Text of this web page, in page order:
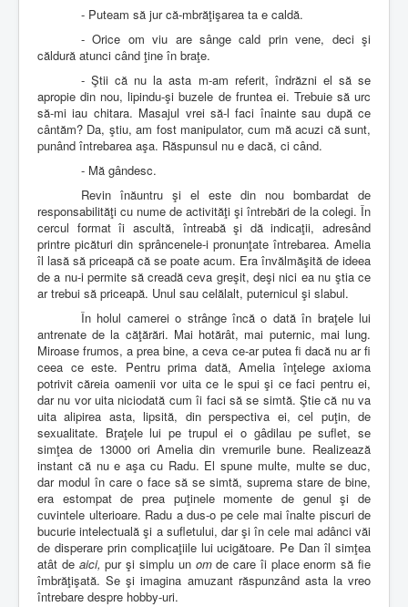
- Puteam să jur că-mbrăţişarea ta e caldă.
- Orice om viu are sânge cald prin vene, deci şi
căldură atunci când ţine în braţe.
- Ştii că nu la asta m-am referit, îndrăzni el să se
apropie din nou, lipindu-şi buzele de fruntea ei. Trebuie să urc
să-mi iau chitara. Masajul vrei să-l faci înainte sau după ce
cântăm? Da, ştiu, am fost manipulator, cum mă acuzi că sunt,
punând întrebarea aşa. Răspunsul nu e dacă, ci când.
- Mă gândesc.
Revin înăuntru şi el este din nou bombardat de
responsabilităţi cu nume de activităţi şi întrebări de la colegi. În
cercul format îi ascultă, întreabă şi dă indicaţii, adresând
printre picături din sprâncenele-i pronunţate întrebarea. Amelia
îl lasă să priceapă că se poate acum. Era învălmăşită de ideea
de a nu-i permite să creadă ceva greşit, deşi nici ea nu ştia ce
ar trebui să priceapă. Unul sau celălalt, puternicul şi slabul.
În holul camerei o strânge încă o dată în braţele lui
antrenate de la căţărări. Mai hotărât, mai puternic, mai lung.
Miroase frumos, a prea bine, a ceva ce-ar putea fi dacă nu ar fi
ceea ce este. Pentru prima dată, Amelia înţelege axioma
potrivit căreia oamenii vor uita ce le spui şi ce faci pentru ei,
dar nu vor uita niciodată cum îi faci să se simtă. Ştie că nu va
uita alipirea asta, lipsită, din perspectiva ei, cel puţin, de
sexualitate. Braţele lui pe trupul ei o gâdilau pe suflet, se
simţea de 13000 ori Amelia din vremurile bune. Realizează
instant că nu e aşa cu Radu. El spune multe, multe se duc,
dar modul în care o face să se simtă, suprema stare de bine,
era estompat de prea puţinele momente de genul şi de
cuvintele ulterioare. Radu a dus-o pe cele mai înalte piscuri de
bucurie intelectuală şi a sufletului, dar şi în cele mai adânci văi
de disperare prin complicaţiile lui ucigătoare. Pe Dan îl simţea
atât de aici,pur şi simplu un omde care îi place enorm să fie
îmbrăţişată. Se şi imagina amuzant răspunzând asta la vreo
întrebare despre hobby-uri.